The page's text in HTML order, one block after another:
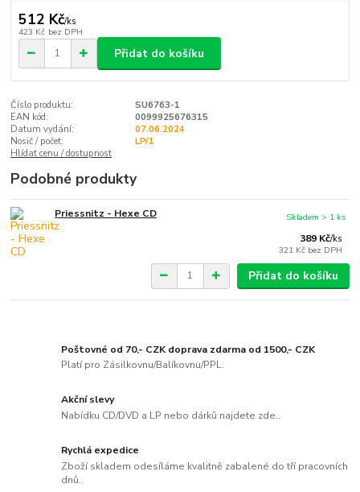
512 Kč/ks
423 Kč bez DPH
Přidat do košíku
Číslo produktu:
SU6763-1
EAN kód:
0099925676315
Datum vydání:
07.06.2024
Nosič / počet:
LP/1
Hlídat cenu / dostupnost
Podobné produkty
Priessnitz - Hexe CD
389 Kč/ks
321 Kč bez DPH
Skladem > 1 ks
Přidat do košíku
Poštovné od 70,- CZK doprava zdarma od 1500,- CZK
Platí pro Zásilkovnu/Balíkovnu/PPL.
Akční slevy
Nabídku CD/DVD a LP nebo dárků najdete zde..
Rychlá expedice
Zboží skladem odesíláme kvalitně zabalené do tří pracovních
dnů..